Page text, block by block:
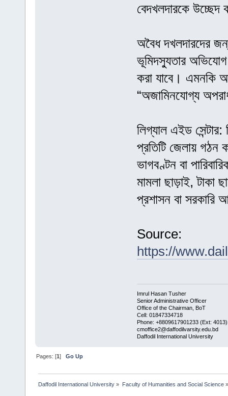
বেদখলদারকে উচ্ছেদ
অবৈধ দখলদারদের
ভূমিদস্যুতার অভিযোগ
করা যাবে। এমনকি
“অজামিনযোগ্য
লিগ্যাল এইড সেন্টার:
প্রতিটি জেলায় গঠন
ভাগবণ্টন বা
মামলা ছাড়াই, টাকা
প্রশাসন বা সরকারি
Source:
https://
Imrul Hasan Tusher
Senior Administrative Officer
Office of the Chairman, BoT
Cell: 01847334718
Phone: +8809617901233 (Ext: 4013)
cmoffice2@daffodilvarsity.edu.bd
Daffodil International University
Pages: [1]Go Up
Daffodil International University » Faculty of Humanities and Social Science»